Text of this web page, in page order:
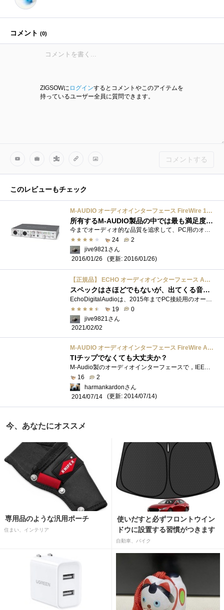
コメント (0)
ZIGSOWに ログインするとコメントやこのアイテムを
持っているユーザー全員に質問できます。
コメントする
このレビューもチェック
M-AUDIO オーディオインターフェース FireWire 1814 MFW1814
所有するM-AUDIO製品の中では最も満足度が高い
今までオーディオ的な品質を追求して、PC用のオーディオインターフェースを色々と買いそろえていました。最近ではUSBやLANで接続できるピュアオ...
24
2
jive9821さん
2016/01/26
(更新: 2016/01/26)
【正規品】 ECHO オーディオインターフェース AUDIOFIRE 8
スペックはさほどでもないが、出てくる音はまずまず
EchoDigitalAudioは、2015年までPC接続用のオーディオインターフェースを製造していたメーカーでした。 特にPCIスロット用に名作が多く、私も同社製�...
19
0
jive9821さん
2021/02/02
M-AUDIO オーディオインターフェース FireWire Audiophile MFWAPMC
TIチップでなくても大丈夫か？
M-Audio製のオーディオインターフェースで，IEEE1394(FireWire)接続版です．今まで，USBオーディオインターフェースしか持っていなかったので，チャレ�...
16
2
harmankardonさん
2014/07/14
(更新: 2014/07/14)
今、あなたにオススメ
専用品のような汎用ポーチ
住まい、インテリア
使いだすと必ずフロントウイン
ドウに設置する習慣がつきます
自動車、バイク